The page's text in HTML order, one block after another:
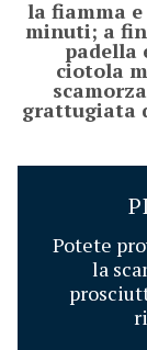
la fiamma
minuti; a
padella
ciotola
grattugiata
Potete
la